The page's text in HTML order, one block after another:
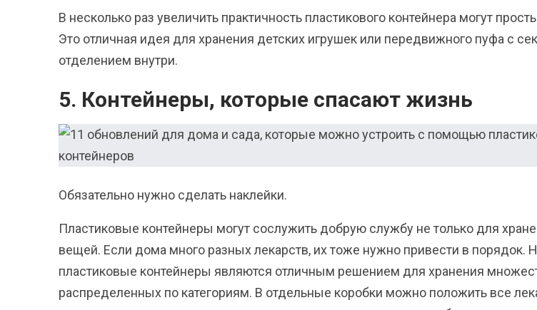
В несколько раз увеличить практичность пластикового контейнера могут
Это отличная идея для хранения детских игрушек или передвижного пуфа с
отделением внутри.
5. Контейнеры, которые спасают жизнь
Обязательно нужно сделать наклейки.
Пластиковые контейнеры могут сослужить добрую службу не только для
вещей. Если дома много разных лекарств, их тоже нужно привести в порядок.
пластиковые контейнеры являются отличным решением для хранения
распределенных по категориям. В отдельные коробки можно положить все